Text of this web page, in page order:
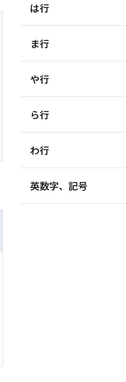
は行
ま行
や行
ら行
わ行
英数字、記号